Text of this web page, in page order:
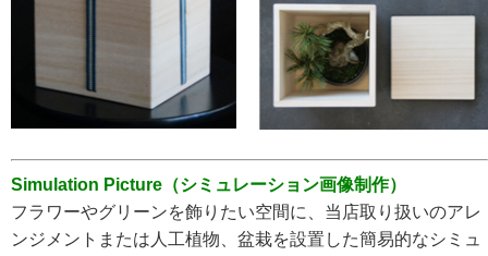
Simulation Picture（シミュレーション画像制作）
フラワーやグリーンを飾りたい空間に、当店取り扱いのアレ
ンジメントまたは人工植物、盆栽を設置した簡易的なシミュ